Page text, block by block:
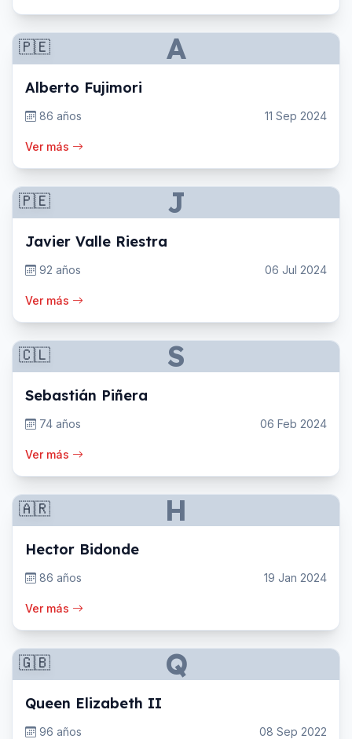
A
🇵🇪
Alberto Fujimori
86 años 11 Sep 2024
Ver más
J
🇵🇪
Javier Valle Riestra
92 años 06 Jul 2024
Ver más
S
🇨🇱
Sebastián Piñera
74 años 06 Feb 2024
Ver más
H
🇦🇷
Hector Bidonde
86 años 19 Jan 2024
Ver más
Q
🇬🇧
Queen Elizabeth II
96 años 08 Sep 2022